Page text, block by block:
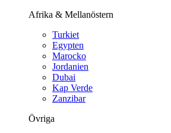
Afrika & Mellanöstern
Turkiet
Egypten
Marocko
Jordanien
Dubai
Kap Verde
Zanzibar
Övriga